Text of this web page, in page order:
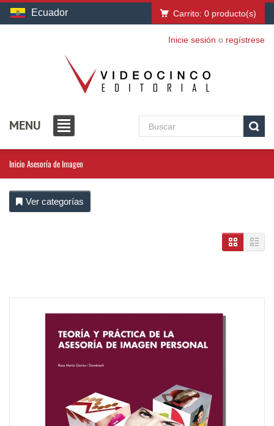
Ecuador Carrito: 0 producto(s)
Inicie sesión o regístrese
MENU
Inicio Asesoría de Imagen
Ver categorías